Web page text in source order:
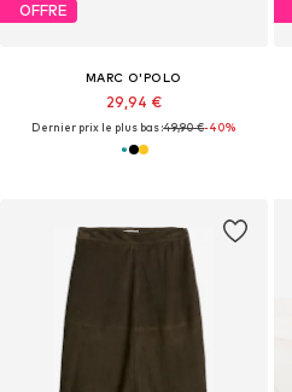
OFFRE
MARC O'POLO
29,94 €
Dernier prix le plus bas :49,90 €-40%